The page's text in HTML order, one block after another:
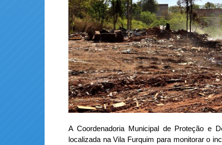
A Coordenadoria Municipal de Proteção e
localizada na Vila Furquim para monitorar o